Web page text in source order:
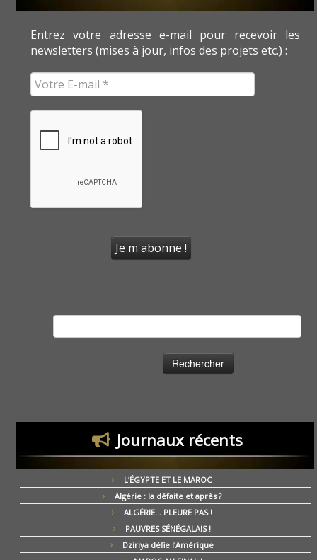
Entrez votre adresse e-mail pour recevoir les
newsletters (mises à jour, infos des projets etc.) :
Journaux récents
L’ÉGYPTE ET LE MAROC
Algérie : la défaite et après ?
ALGÉRIE… PLEURE PAS !
PAUVRES SÉNÉGALAIS !
Dziriya défie l’Amérique